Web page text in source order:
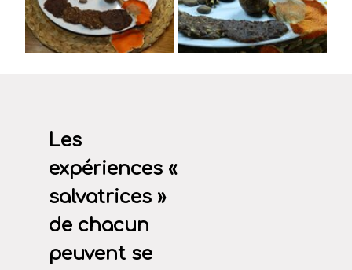
Les
expériences «
salvatrices »
de chacun
peuvent se